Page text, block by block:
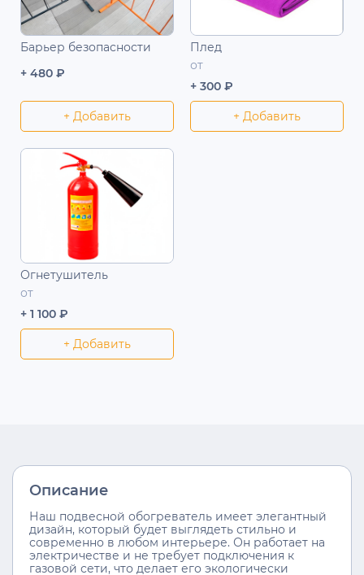
Барьер безопасности
+ 480 ₽
+ Добавить
Плед
от
+ 300 ₽
+ Добавить
Огнетушитель
от
+ 1 100 ₽
+ Добавить
Описание
Наш подвесной обогреватель имеет элегантный
дизайн, который будет выглядеть стильно и
современно в любом интерьере. Он работает на
электричестве и не требует подключения к
газовой сети, что делает его экологически